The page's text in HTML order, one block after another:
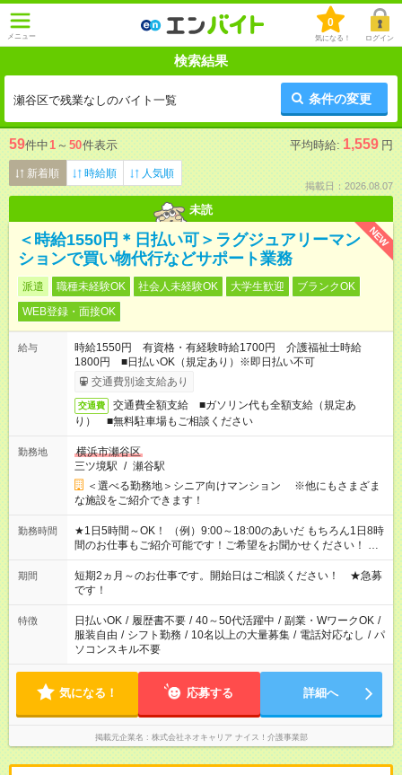
メニュー
0
気になる！ ログイン
検索結果
瀬谷区で残業なしのバイト一覧 条件の変更
59件中1 ～ 50件表示 平均時給: 1,559 円
新着順 時給順 人気順
掲載日：2026.08.07
未読
NEW
＜時給1550円＊日払い可＞ラグジュアリーマン
ションで買い物代行などサポート業務
派遣 職種未経験OK 社会人未経験OK 大学生歓迎
ブランクOK
WEB登録・面接OK
給与
時給1550円 有資格・有経験時給1700円 介護福祉士時給
1800円 ■日払いOK（規定あり）※即日払い不可
交通費別途支給あり
交通費
交通費全額支給 ■ガソリン代も全額支給（規定あ
り） ■無料駐車場もご相談ください
勤務地
横浜市瀬谷区
三ツ境駅 / 瀬谷駅
＜選べる勤務地＞シニア向けマンション ※他にもさまざま
な施設をご紹介できます！
勤務時間
★1日5時間～OK！ （例）9:00～18:00のあいだ もちろん1日8時
間のお仕事もご紹介可能です！ご希望をお聞かせください！ ★
家庭の都合でお休みが必要な場合も遠慮なくご相談ください。
※週最低15時間以上の勤務が必要です
期間
短期2ヵ月～のお仕事です。開始日はご相談ください！ ★急募
です！
特徴 日払いOK / 履歴書不要 / 40～50代活躍中 / 副業・WワークOK /
服装自由 / シフト勤務 / 10名以上の大量募集 / 電話対応なし / パ
ソコンスキル不要
気になる！ 応募する 詳細へ
掲載元企業名 株式会社ネオキャリア ナイス！介護事業部